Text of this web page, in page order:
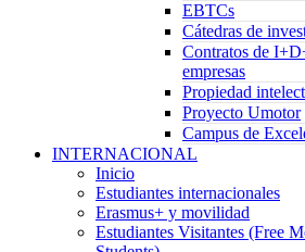
EBTCs
Cátedras de
Contratos de
empresas
Propiedad
Proyecto Umotor
Campus de
INTERNACIONAL
Inicio
Estudiantes internacionales
Erasmus+ y movilidad
Estudiantes Visitantes (Free